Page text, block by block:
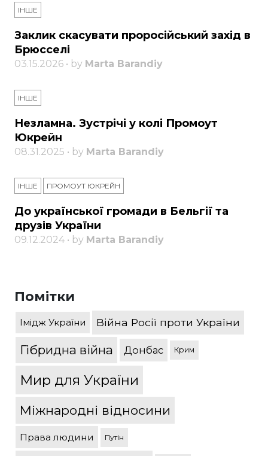
ІНШЕ
Заклик скасувати проросійський захід в
Брюсселі
03.15.2026 • by Marta Barandiy
ІНШЕ
Незламна. Зустрічі у колі Промоут
Юкрейн
08.31.2025 • by Marta Barandiy
ІНШЕ ПРОМОУТ ЮКРЕЙН
До української громади в Бельгії та
друзів України
09.12.2024 • by Marta Barandiy
Помітки
Імідж України Війна Росії проти України
Гібридна війна Донбас Крим
Мир для України
Міжнародні відносини
Права людини Путін